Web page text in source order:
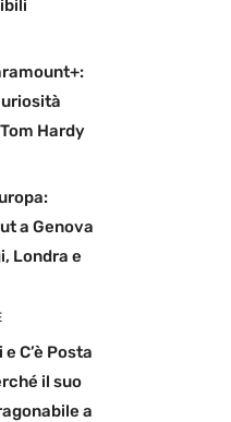
Hardy
a Genova
Londra e
C’è Posta
il suo
a